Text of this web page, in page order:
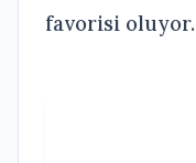
favorisi oluyor.